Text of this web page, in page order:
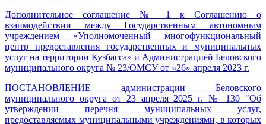
Дополнительное соглашение № 1 к Соглашению о
взаимодействии между Государственным автономным
учреждением «Уполномоченный многофункциональный
центр предоставления государственных и муниципальных
услуг на территории Кузбасса» и Администрацией Беловского
муниципального округа № 23/ОМСУ от «26» апреля 2023 г.
ПОСТАНОВЛЕНИЕ администрации Беловского
муниципального округа от 23 апреля 2025 г. № 130 "Об
утверждении перечня муниципальных услуг,
предоставляемых муниципальными учреждениями, в которых